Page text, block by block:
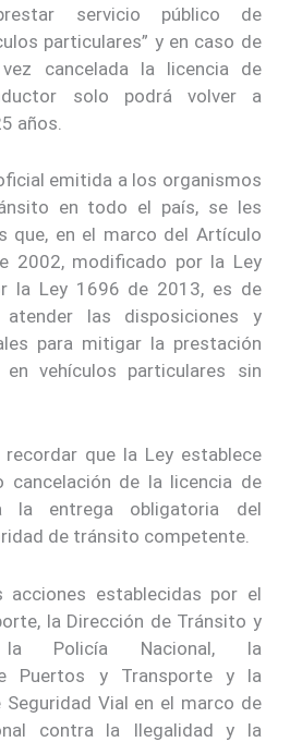
servicio público de
particulares” y en caso de
cancelada la licencia de
solo podrá volver a
años.
emitida a los organismos
en todo el país, se les
que, en el marco del Artículo
2002, modificado por la Ley
la Ley 1696 de 2013, es de
las disposiciones y
para mitigar la prestación
vehículos particulares sin
recordar que la Ley establece
cancelación de la licencia de
la entrega obligatoria del
de tránsito competente.
establecidas por el
la Dirección de Tránsito y
Policía Nacional, la
Puertos y Transporte y la
Seguridad Vial en el marco de
contra la Ilegalidad y la